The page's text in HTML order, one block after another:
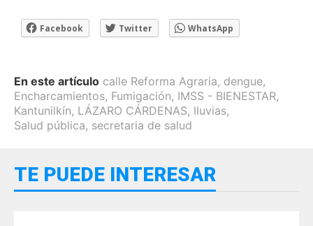
Facebook Twitter WhatsApp
En este artículo calle Reforma Agraria, dengue,
Encharcamientos, Fumigación, IMSS - BIENESTAR,
Kantunilkín, LÁZARO CÁRDENAS, lluvias,
Salud pública, secretaria de salud
TE PUEDE INTERESAR